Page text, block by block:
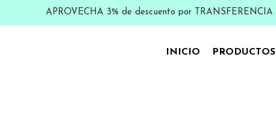
APROVECHA 3% de descuento por TRANSFERENCIA
INICIO PRODUCTOS